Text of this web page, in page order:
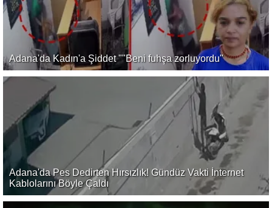
Adana'da Kadın'a Şiddet ""Beni fuhşa zorluyordu"
Adana'da Pes Dedirten Hırsızlık! Gündüz Vakti İnternet
Kablolarını Böyle Çaldı